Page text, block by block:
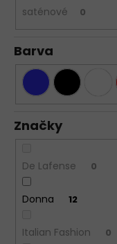
saténové 0
Barva
Značky
De Lafense 0
Donna 12
Italian Fashion 0